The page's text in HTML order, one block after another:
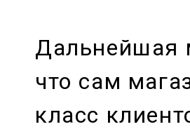
Дальнейшая
что сам
класс